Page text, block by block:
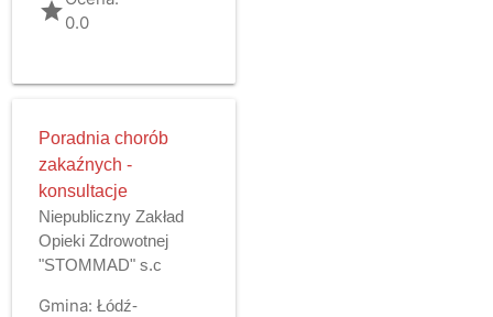
grade0.0
Poradnia chorób
zakaźnych -
konsultacje
Niepubliczny Zakład
Opieki Zdrowotnej
"STOMMAD" s.c
Gmina: Łódź-